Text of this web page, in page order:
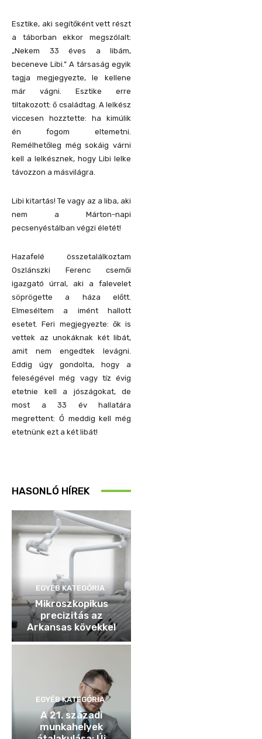
Esztike, aki segítőként vett részt
a táborban ekkor megszólalt:
„Nekem 33 éves a libám,
beceneve Libi.” A társaság egyik
tagja megjegyezte, le kellene
már vágni. Esztike erre
tiltakozott: ő családtag. A lelkész
viccesen hozztette: ha kimúlik
én fogom eltemetni.
Remélhetőleg még sokáig várni
kell a lelkésznek, hogy Libi lelke
távozzon a másvilágra.
Libi kitartás! Te vagy az a liba, aki
nem a Márton-napi
pecsenyéstálban végzi életét!
Hazafelé összetalálkoztam
Oszlánszki Ferenc csemői
igazgató úrral, aki a falevelet
söprögette a háza előtt.
Elmeséltem a imént hallott
esetet. Feri megjegyezte: ők is
vettek az unokáknak két libát,
amit nem engedtek levágni.
Eddig úgy gondolta, hogy a
feleségével még vagy tíz évig
etetnie kell a jószágokat, de
most a 33 év hallatára
megrettent: Ó meddig kell még
etetnünk ezt a két libát!
HASONLÓ HÍREK
EGYÉB KATEGÓRIA
Mikroszkopikus
precizitás az
Arkansas kövekkel
EGYÉB KATEGÓRIA
A 21. századi
munkahelyek